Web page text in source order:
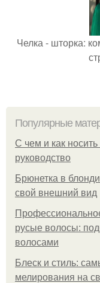
Челка - шторка:
Популярные
С чем и как
руководство
Брюнетка в
свой внешний вид
русые волосы:
волосами
Блеск и стиль:
мелирования на